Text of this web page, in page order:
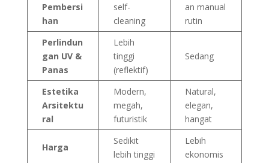
Pembersi
han
self-
cleaning
an manual
rutin
Perlindun
gan UV &
Panas
Lebih
tinggi
(reflektif)
Sedang
Estetika
Arsitektu
ral
Modern,
megah,
futuristik
Natural,
elegan,
hangat
Harga
Sedikit
lebih tinggi
Lebih
ekonomis